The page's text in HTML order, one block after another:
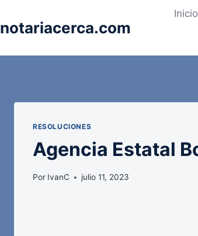
notariacerca.com
Inicio
RESOLUCIONES
Agencia Estatal
Por IvanC julio 11, 2023